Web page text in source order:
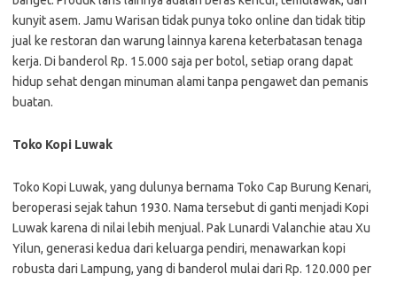
kunyit asem. Jamu Warisan tidak punya toko online dan tidak titip
jual ke restoran dan warung lainnya karena keterbatasan tenaga
kerja. Di banderol Rp. 15.000 saja per botol, setiap orang dapat
hidup sehat dengan minuman alami tanpa pengawet dan pemanis
buatan.
Toko Kopi Luwak
Toko Kopi Luwak, yang dulunya bernama Toko Cap Burung Kenari,
beroperasi sejak tahun 1930. Nama tersebut di ganti menjadi Kopi
Luwak karena di nilai lebih menjual. Pak Lunardi Valanchie atau Xu
Yilun, generasi kedua dari keluarga pendiri, menawarkan kopi
robusta dari Lampung, yang di banderol mulai dari Rp. 120.000 per